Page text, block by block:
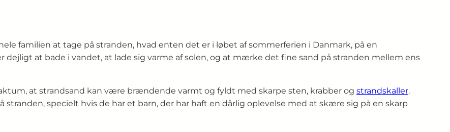
familien at tage på stranden, hvad enten det er i løbet af sommerferien i Danmark, på en
at bade i vandet, at lade sig varme af solen, og at mærke det fine sand på stranden mellem ens
at strandsand kan være brændende varmt og fyldt med skarpe sten, krabber og strandskaller.
specielt hvis de har et barn, der har haft en dårlig oplevelse med at skære sig på en skarp